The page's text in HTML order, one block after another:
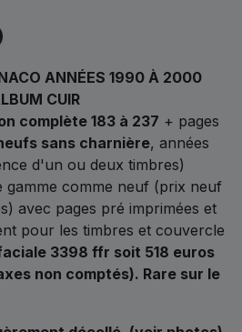
ANNÉES 1990 À 2000
CUIR
complète 183 à 237 + pages
sans charnière, années
d'un ou deux timbres)
gamme comme neuf (prix neuf
avec pages pré imprimées et
pour les timbres et couvercle
3398 ffr soit 518 euros
non comptés). Rare sur le